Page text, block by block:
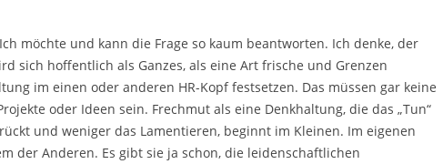
möchte und kann die Frage so kaum beantworten. Ich denke, der
sich hoffentlich als Ganzes, als eine Art frische und Grenzen
im einen oder anderen HR-Kopf festsetzen. Das müssen gar keine
oder Ideen sein. Frechmut als eine Denkhaltung, die das „Tun“
und weniger das Lamentieren, beginnt im Kleinen. Im eigenen
der Anderen. Es gibt sie ja schon, die leidenschaftlichen